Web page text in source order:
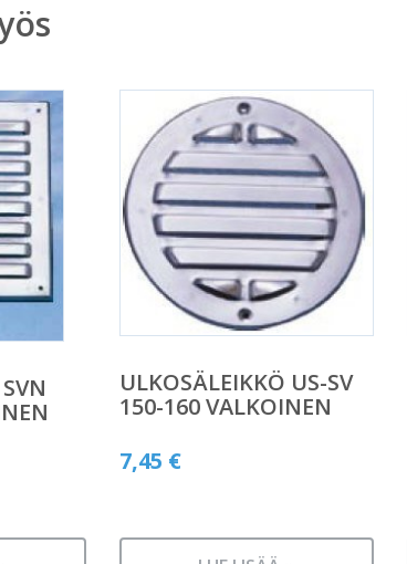
ULKOSÄLEIKKÖ US-SV
150-160 VALKOINEN
7,45 €